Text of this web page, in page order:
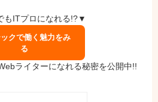
もITプロになれる!?▼
クで働く魅力をみ
る
ライターになれる秘密を公開中!!